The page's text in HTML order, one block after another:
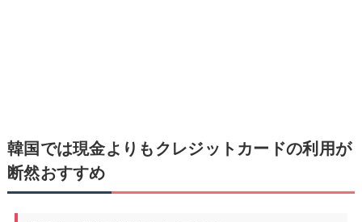
韓国では現金よりもクレジットカードの利用が
断然おすすめ